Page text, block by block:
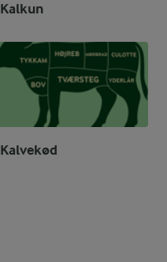
Kalkun
Kalvekød